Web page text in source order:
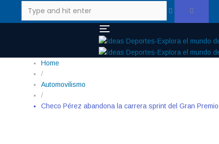
Home
/
Automovilismo
/
Checo Pérez abandona la carrera sprint del Gran